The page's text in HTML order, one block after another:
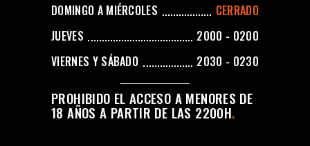
DOMINGO A MIÉRCOLES
CERRADO
JUEVES
2000 - 0200
VIERNES Y SÁBADO
2030 - 0230
PROHIBIDO EL ACCESO A MENORES DE
18 AÑOS A PARTIR DE LAS 2200H